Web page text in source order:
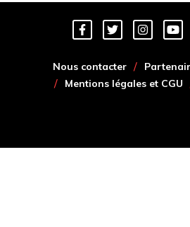
Nous contacter
Mentions légales et CGU